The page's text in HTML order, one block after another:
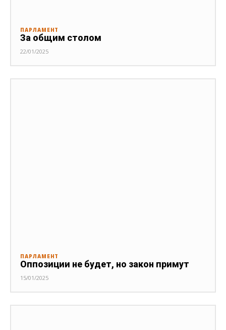
ПАРЛАМЕНТ
За общим столом
22/01/2025
ПАРЛАМЕНТ
Оппозиции не будет, но закон примут
15/01/2025